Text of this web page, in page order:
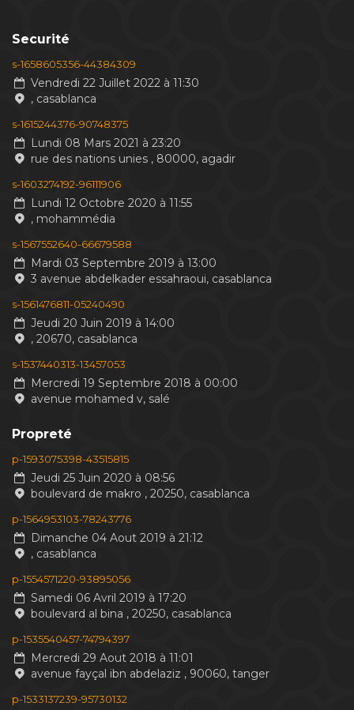
Securité
s-1658605356-44384309
Vendredi 22 Juillet 2022 à 11:30
, casablanca
s-1615244376-90748375
Lundi 08 Mars 2021 à 23:20
rue des nations unies , 80000, agadir
s-1603274192-96111906
Lundi 12 Octobre 2020 à 11:55
, mohammédia
s-1567552640-66679588
Mardi 03 Septembre 2019 à 13:00
3 avenue abdelkader essahraoui, casablanca
s-1561476811-05240490
Jeudi 20 Juin 2019 à 14:00
, 20670, casablanca
s-1537440313-13457053
Mercredi 19 Septembre 2018 à 00:00
avenue mohamed v, salé
Propreté
p-1593075398-43515815
Jeudi 25 Juin 2020 à 08:56
boulevard de makro , 20250, casablanca
p-1564953103-78243776
Dimanche 04 Aout 2019 à 21:12
, casablanca
p-1554571220-93895056
Samedi 06 Avril 2019 à 17:20
boulevard al bina , 20250, casablanca
p-1535540457-74794397
Mercredi 29 Aout 2018 à 11:01
avenue fayçal ibn abdelaziz , 90060, tanger
p-1533137239-95730132